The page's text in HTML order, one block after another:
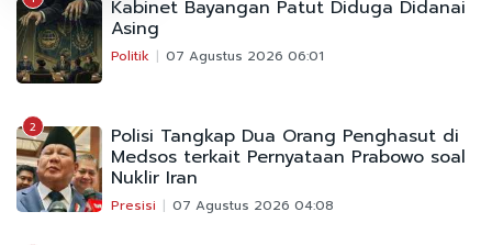
Kabinet Bayangan Patut Diduga Didanai
Asing
Politik 07 Agustus 2026 06:01
2 Polisi Tangkap Dua Orang Penghasut di
Medsos terkait Pernyataan Prabowo soal
Nuklir Iran
Presisi 07 Agustus 2026 04:08